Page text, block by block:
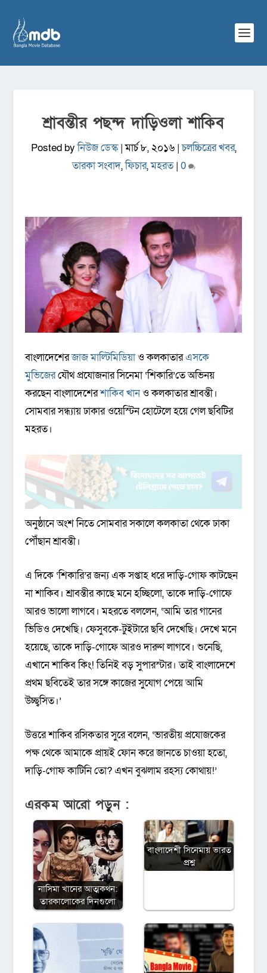
শ্রাবন্তীর পছন্দ দাড়িওলা শাকিব
Posted byনিউজ ডেস্ক|মার্চ ৮, ২০১৬|চলচ্চিত্রের খবর,
তারকা সংবাদ,ফিচার,মহরত| 0
বাংলাদেশেরজাজ মাল্টিমিডিয়াও কলকাতারএসকে
মুভিজেরযৌথ প্রযোজনার সিনেমা ‘শিকারি’তে অভিনয়
করছেন বাংলাদেশেরশাকিব খানও কলকাতার শ্রাবন্তী।
সোমবার সন্ধ্যায় ঢাকার ওয়েস্টিন হোটেলে হয়ে গেল ছবিটির
মহরত।
অনুষ্ঠানে অংশ নিতে সোমবার সকালে কলকাতা থেকে ঢাকা
পৌঁছান শ্রাবন্তী।
এ দিকে ‘শিকারি’র জন্য এক সপ্তাহ ধরে দাড়ি-গোফ কাটছেন
না শাকিব। শ্রাবন্তীর কাছে মনে হচ্ছিলো, তাকে দাড়ি-গোফে
আরও ভালো লাগবে। মহরতে বললেন, ‘আমি তার গানের
ভিডিও দেখেছি। ফেসুবকে-টুইটারে ছবি দেখেছি। দেখে মনে
হয়েছে, তাকে দাড়ি-গোফে আরও দারুণ লাগবে। শুনেছি,
এখানে শাকিব কিং! তিনিই বড় সুপারস্টার। তাই বাংলাদেশে
প্রথম ছবিতেই তার সঙ্গে কাজের সুযোগ পেয়ে আমি
উচ্ছ্বসিত।’
উত্তরে শাকিব রসিকতার সুরে বলেন, ‘ভারতীয় প্রযোজকের
পক্ষ থেকে আমাকে প্রায়ই ফোন করে জানতে চাওয়া হতো,
দাড়ি-গোফ কাটিনি তো? এখন বুঝলাম রহস্য কোথায়!’
এরকম আরো পড়ুন :
নাসিমা খানের আত্মকথন:
তারকালোকের দিনগুলো
বাংলাদেশী সিনেমায় ভারত
প্রশ্ন